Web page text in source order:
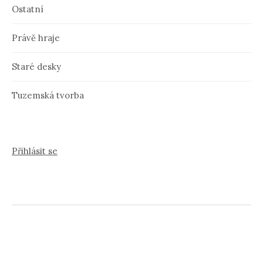
Ostatní
Právě hraje
Staré desky
Tuzemská tvorba
Přihlásit se